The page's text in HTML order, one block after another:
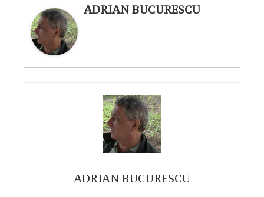
ADRIAN BUCURESCU
ADRIAN BUCURESCU